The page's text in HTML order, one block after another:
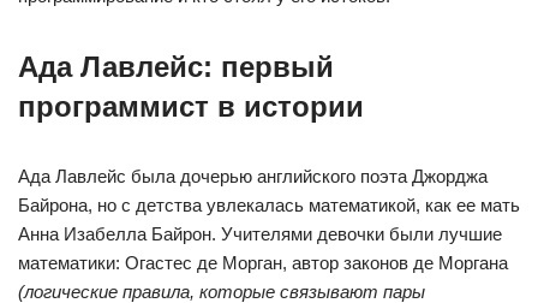
Ада Лавлейс: первый
программист в истории
Ада Лавлейс была дочерью английского поэта Джорджа
Байрона, но с детства увлекалась математикой, как ее мать
Анна Изабелла Байрон. Учителями девочки были лучшие
математики: Огастес де Морган, автор законов де Моргана
(логические правила, которые связывают пары